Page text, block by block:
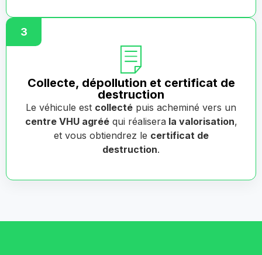
3
Collecte, dépollution et certificat de
destruction
Le véhicule est collecté puis acheminé vers un
centre VHU agrééqui réalisera la valorisation,
et vous obtiendrez le certificat de
destruction.